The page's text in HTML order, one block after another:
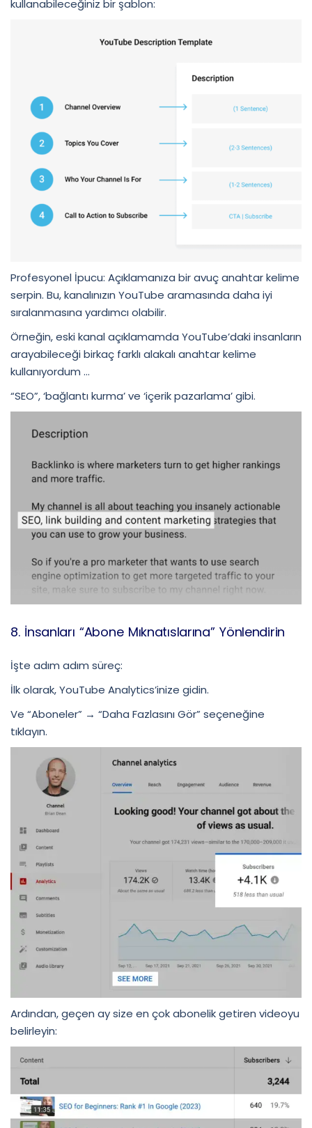
kullanabileceğiniz bir şablon:
Profesyonel İpucu: Açıklamanıza bir avuç anahtar kelime
serpin. Bu, kanalınızın YouTube aramasında daha iyi
sıralanmasına yardımcı olabilir.
Örneğin, eski kanal açıklamamda YouTube’daki insanların
arayabileceği birkaç farklı alakalı anahtar kelime
kullanıyordum …
“SEO”, ‘bağlantı kurma’ ve ‘içerik pazarlama’ gibi.
8. İnsanları “Abone Mıknatıslarına” Yönlendirin
İşte adım adım süreç:
İlk olarak, YouTube Analytics’inize gidin.
Ve “Aboneler” → “Daha Fazlasını Gör” seçeneğine
tıklayın.
Ardından, geçen ay size en çok abonelik getiren videoyu
belirleyin: